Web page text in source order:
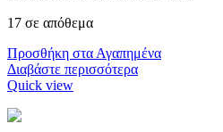
17 σε απόθεμα
Προσθήκη στα Αγαπημένα
Διαβάστε περισσότερα
Quick view